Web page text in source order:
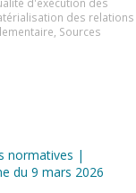
des relations
Sources
normatives |
du 9 mars 2026